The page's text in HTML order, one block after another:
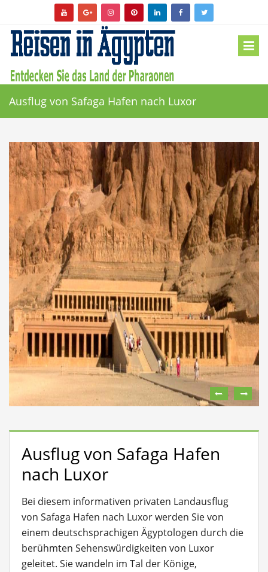
Ausflug von Safaga Hafen nach Luxor
Ausflug von Safaga Hafen
nach Luxor
Bei diesem informativen privaten Landausflug
von Safaga Hafen nach Luxor werden Sie von
einem deutschsprachigen Ägyptologen durch die
berühmten Sehenswürdigkeiten von Luxor
geleitet. Sie wandeln im Tal der Könige,